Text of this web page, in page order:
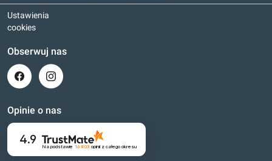
Ustawienia
cookies
Obserwuj nas
Opinie o nas
4.9
Na podstawie 16 803 opinii z całego okresu